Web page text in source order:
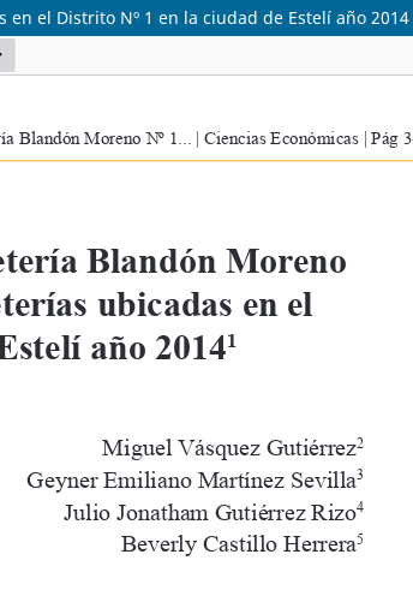
el Distrito Nº 1 en la ciudad de Estelí año 2014